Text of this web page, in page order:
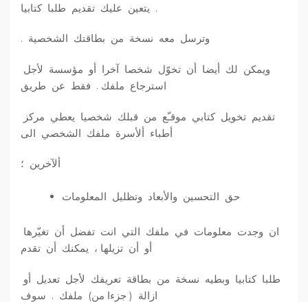
. يتعين عليك تقديم طلبا كتابيا
وترسل معه نسخة من بطاقتك الشخصية .
ويمكن لك أيضا أن تخوّل شخصا آخرا أو مؤسسة لأجل
استرجاع ملفك . فقط عن طريق
تقديم تخويل كتابي موقـّع من قبلك شخصيا يعطي مركز
أطباء ألأسرة ملفك الشخصي الى
ألآخرين ؛
حق التحسين والأبعاد وتظليل المعلومات
ان وجدت معلومات في ملفك التي انت تفضل أن تغيّرها
أو أن تزيلها ، يمكنك أن تقدم
طلبا كتابيا وبطيه نسخة من بطاقة تعريفك لأجل تعديل أو
ازالة ( جزءا من) ملفك . سوف